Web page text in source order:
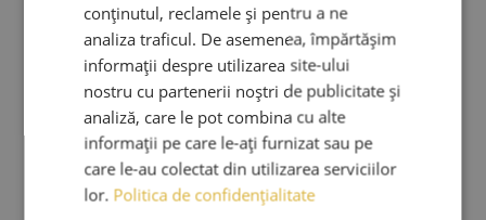
Aceasta este o investitie care iti va ridica imediat nivelul
serviciilor oferite.
Pentru protectie maxima, recomandamhusa speciala
separator de la AMA Luxury.
Aceasta este ideala pentru a pastra instrumentele tale in
siguranta deplina.
Sfaturi esentiale de intretinere
conținutul, reclamele și pentru a ne
analiza traficul. De asemenea, împărtășim
informații despre utilizarea site-ului
nostru cu partenerii noștri de publicitate și
analiză, care le pot combina cu alte
informații pe care le-ați furnizat sau pe
care le-au colectat din utilizarea serviciilor
lor. Politica de confidențialitate